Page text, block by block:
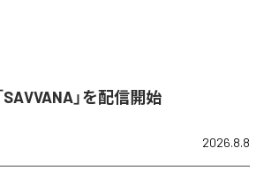
」を配信開始
2026.8.8